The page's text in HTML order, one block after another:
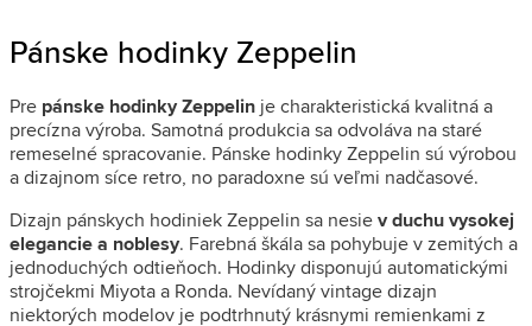
Pánske hodinky Zeppelin
Pre pánske hodinky Zeppelin je charakteristická kvalitná a
precízna výroba. Samotná produkcia sa odvoláva na staré
remeselné spracovanie. Pánske hodinky Zeppelin sú výrobou
a dizajnom síce retro, no paradoxne sú veľmi nadčasové.
Dizajn pánskych hodiniek Zeppelin sa nesiev duchu vysokej
elegancie a noblesy. Farebná škála sa pohybuje v zemitých a
jednoduchých odtieňoch. Hodinky disponujú automatickými
strojčekmi Miyota a Ronda. Nevídaný vintage dizajn
niektorých modelov je podtrhnutý krásnymi remienkami z